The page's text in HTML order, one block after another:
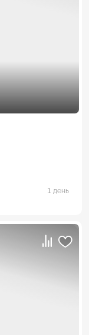
1 день